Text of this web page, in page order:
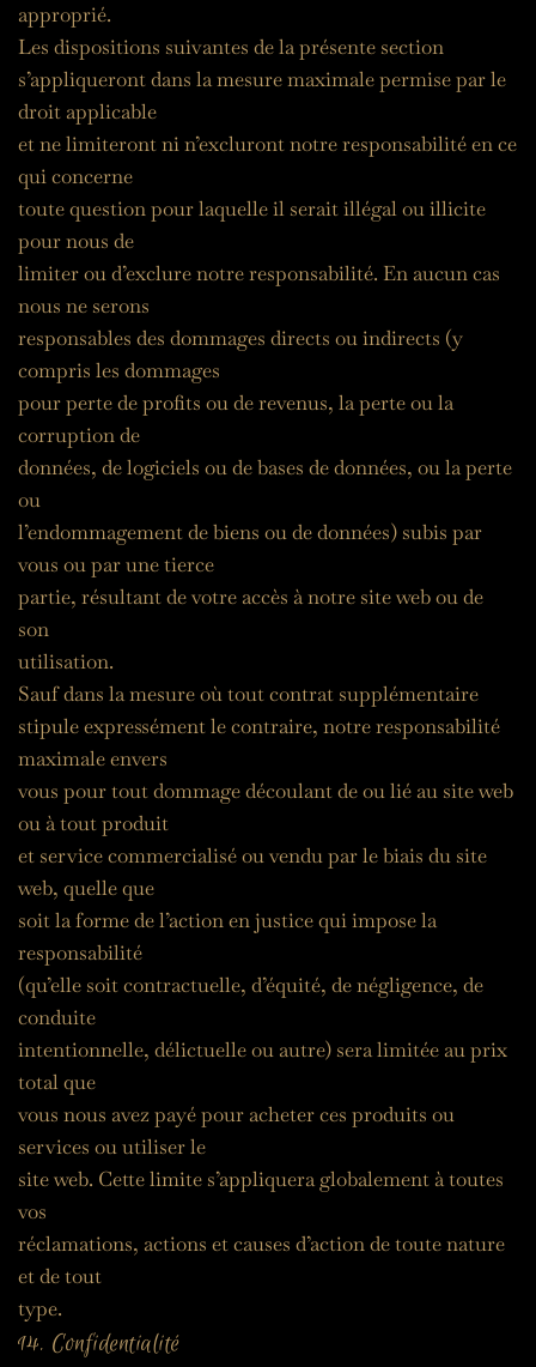
approprié.
Les dispositions suivantes de la présente section
s’appliqueront dans la mesure maximale permise par le
droit applicable
et ne limiteront ni n’excluront notre responsabilité en ce
qui concerne
toute question pour laquelle il serait illégal ou illicite
pour nous de
limiter ou d’exclure notre responsabilité. En aucun cas
nous ne serons
responsables des dommages directs ou indirects (y
compris les dommages
pour perte de profits ou de revenus, la perte ou la
corruption de
données, de logiciels ou de bases de données, ou la perte
ou
l’endommagement de biens ou de données) subis par
vous ou par une tierce
partie, résultant de votre accès à notre site web ou de
son
utilisation.
Sauf dans la mesure où tout contrat supplémentaire
stipule expressément le contraire, notre responsabilité
maximale envers
vous pour tout dommage découlant de ou lié au site web
ou à tout produit
et service commercialisé ou vendu par le biais du site
web, quelle que
soit la forme de l’action en justice qui impose la
responsabilité
(qu’elle soit contractuelle, d’équité, de négligence, de
conduite
intentionnelle, délictuelle ou autre) sera limitée au prix
total que
vous nous avez payé pour acheter ces produits ou
services ou utiliser le
site web. Cette limite s’appliquera globalement à toutes
vos
réclamations, actions et causes d’action de toute nature
et de tout
type.
14. Confidentialité